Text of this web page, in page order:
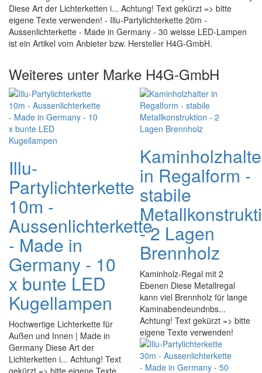
Diese Art der Lichterketten i... Achtung! Text gekürzt => bitte
eigene Texte verwenden! - Illu-Partylichterkette 20m -
Aussenlichterkette - Made in Germany - 30 weisse LED-Lampen
ist ein Artikel vom Anbieter bzw. Hersteller H4G-GmbH.
Weiteres unter Marke H4G-GmbH
Illu-
Partylichterkette
10m -
Aussenlichterkette
- Made in
Germany - 10
x bunte LED
Kugellampen
Hochwertige Lichterkette für
Außen und Innen | Made in
Germany Diese Art der
Lichterketten i... Achtung! Text
gekürzt => bitte eigene Texte
in Regalform -
stabile
- 2 Lagen
Brennholz
Kaminholz-Regal mit 2
Ebenen Diese Metallregal
kann viel Brennholz für lange
Kaminabendeundnbs...
Achtung! Text gekürzt => bitte
eigene Texte verwenden!